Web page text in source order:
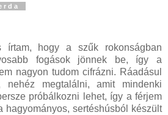
írtam, hogy a szűk rokonságban
fogások jönnek be, így a
nagyon tudom cifrázni. Ráadásul
megtalálni, amit mindenki
próbálkozni lehet, így a férjem
hagyományos, sertéshúsból készült